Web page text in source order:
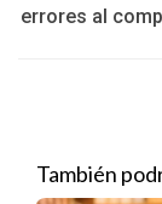
deben cumplirse.
contingencias
errores al
También